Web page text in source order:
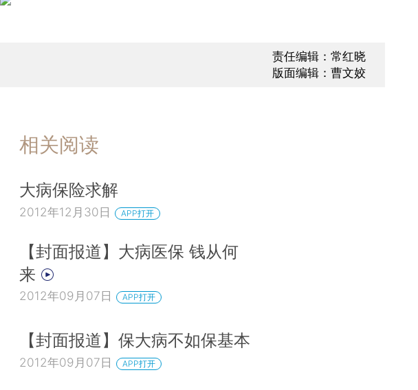
责任编辑：常红晓
版面编辑：曹文姣
相关阅读
大病保险求解
2012年12月30日 APP打开
【封面报道】大病医保 钱从何
来
2012年09月07日 APP打开
【封面报道】保大病不如保基本
2012年09月07日 APP打开